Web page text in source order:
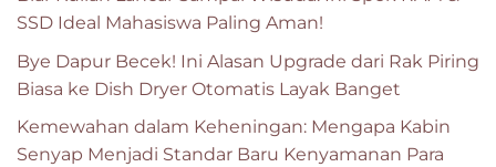
SSD Ideal Mahasiswa Paling Aman!
Bye Dapur Becek! Ini Alasan Upgrade dari Rak Piring
Biasa ke Dish Dryer Otomatis Layak Banget
Kemewahan dalam Keheningan: Mengapa Kabin
Senyap Menjadi Standar Baru Kenyamanan Para